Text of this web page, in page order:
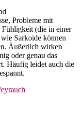
Probleme mit
(die in einer
Sarkoide können
Äußerlich wirken
oder genau das
Häufig leidet auch die